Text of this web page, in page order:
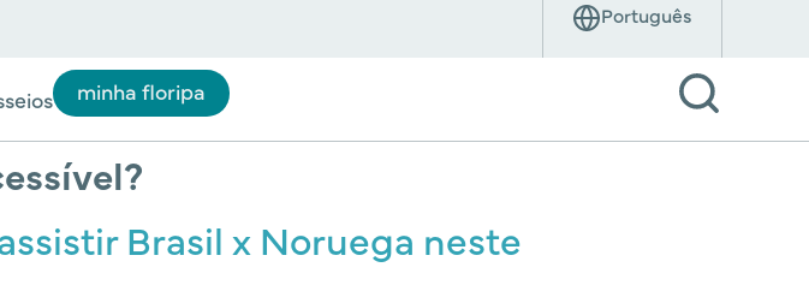
minha floripa
Brasil x Noruega neste